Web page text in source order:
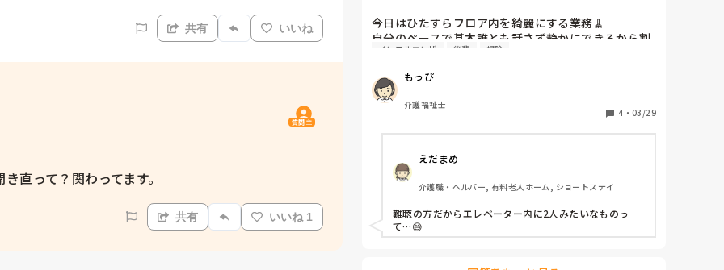
共有 いいね
質問主
直って？関わってます。
共有 いいね 1
今日はひたすらフロア内を綺麗にする業務🧹
自分のペースで基本誰とも話さず静かにできるから割
と好き。
レベーターに向かったら、ちょうどリハビリで降りよ
うとしてた後輩くんもエレベーターの前に😳こんなグ
ッドタイミングあるのか！？と嬉しくなって、他に誰
も来ないでと心の中で願ってた（笑）
実質、利用者も一緒だから3人ではあったけど、難聴
の方でエレベーター内に2人みたいなもの。せっかく
のチャンスだし話しかけようかかけまいかグルグル考
えてたら、後輩くんの方から「最近、○○さん（男性
で普段はこの人がフロア内の掃除してくれてる）休み
ですか？」って話しかけてくれて😳「休みなんです
インフルエンザ 後輩 掃除
もっぴ
介護福祉士
4 ・ 03/29
えだまめ
介護職・ヘルパー, 有料老人ホーム, ショートステイ
難聴の方だからエレベーター内に2人みたいなものっ
て…😅